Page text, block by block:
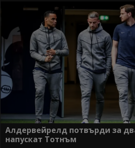
Алдервейрелд потвърди за
напускат Тотнъм